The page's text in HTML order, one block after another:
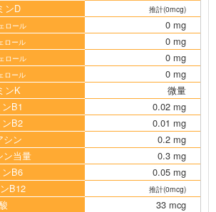
ンD
推計(0mcg)
ロール
0 mg
ロール 0 mg
ロール 0 mg
ロール
0 mg
ンK
微量
B1
0.02 mg
ンB2
0.01 mg
シン
0.2 mg
ン当量
0.3 mg
ンB6
0.05 mg
B12
推計(0mcg)
33 mcg